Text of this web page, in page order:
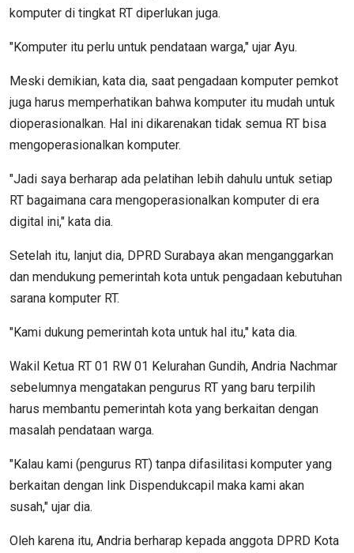
komputer di tingkat RT diperlukan juga.
"Komputer itu perlu untuk pendataan warga," ujar Ayu.
Meski demikian, kata dia, saat pengadaan komputer pemkot
juga harus memperhatikan bahwa komputer itu mudah untuk
dioperasionalkan. Hal ini dikarenakan tidak semua RT bisa
mengoperasionalkan komputer.
"Jadi saya berharap ada pelatihan lebih dahulu untuk setiap
RT bagaimana cara mengoperasionalkan komputer di era
digital ini," kata dia.
Setelah itu, lanjut dia, DPRD Surabaya akan menganggarkan
dan mendukung pemerintah kota untuk pengadaan kebutuhan
sarana komputer RT.
"Kami dukung pemerintah kota untuk hal itu," kata dia.
Wakil Ketua RT 01 RW 01 Kelurahan Gundih, Andria Nachmar
sebelumnya mengatakan pengurus RT yang baru terpilih
harus membantu pemerintah kota yang berkaitan dengan
masalah pendataan warga.
"Kalau kami (pengurus RT) tanpa difasilitasi komputer yang
berkaitan dengan link Dispendukcapil maka kami akan
susah," ujar dia.
Oleh karena itu, Andria berharap kepada anggota DPRD Kota